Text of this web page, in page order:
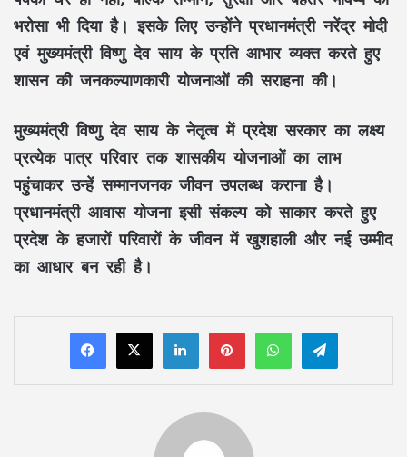
भरोसा भी दिया है। इसके लिए उन्होंनेप्रधानमंत्री नरेंद्र मोदी
एवंमुख्यमंत्री विष्णु देव सायके प्रति आभार व्यक्त करते हुए
शासन कीजनकल्याणकारी योजनाओंकी सराहना की।
मुख्यमंत्रीविष्णु देव सायके नेतृत्व में प्रदेश सरकार का लक्ष्य
प्रत्येक पात्र परिवारतकशासकीय योजनाओंका लाभ
पहुंचाकर उन्हेंसम्मानजनक जीवनउपलब्ध कराना है।
प्रधानमंत्री आवास योजनाइसी संकल्प को साकार करते हुए
प्रदेश केहजारों परिवारोंके जीवन मेंखुशहालीऔरनई उम्मीद
का आधार बन रही है।
LinkedInPinterestWhatsAppTelegram